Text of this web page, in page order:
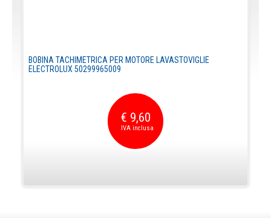
BOBINA TACHIMETRICA PER MOTORE LAVASTOVIGLIE
ELECTROLUX 50299965009
€ 9,60